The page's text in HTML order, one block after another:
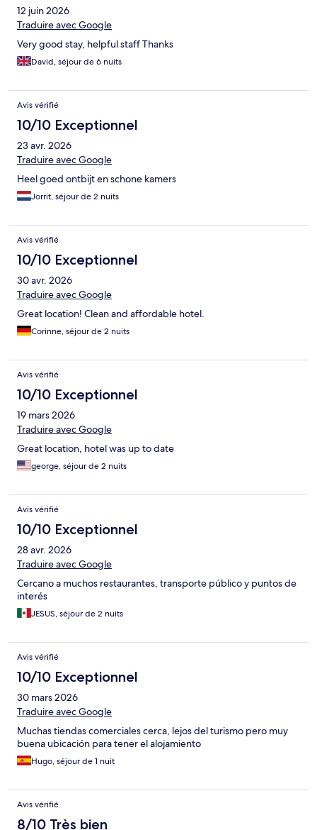
12 juin 2026
Traduire avec Google
Very good stay, helpful staff Thanks
David, séjour de 6 nuits
Avis vérifié
10/10 Exceptionnel
23 avr. 2026
Traduire avec Google
Heel goed ontbijt en schone kamers
Jorrit, séjour de 2 nuits
Avis vérifié
10/10 Exceptionnel
30 avr. 2026
Traduire avec Google
Great location! Clean and affordable hotel.
Corinne, séjour de 2 nuits
Avis vérifié
10/10 Exceptionnel
19 mars 2026
Traduire avec Google
Great location, hotel was up to date
george, séjour de 2 nuits
Avis vérifié
10/10 Exceptionnel
28 avr. 2026
Traduire avec Google
Cercano a muchos restaurantes, transporte público y puntos de
interés
JESUS, séjour de 2 nuits
Avis vérifié
10/10 Exceptionnel
30 mars 2026
Traduire avec Google
Muchas tiendas comerciales cerca, lejos del turismo pero muy
buena ubicación para tener el alojamiento
Hugo, séjour de 1 nuit
Avis vérifié
8/10 Très bien